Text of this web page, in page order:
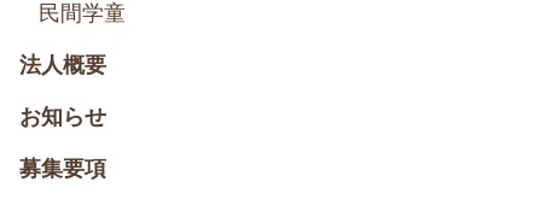
民間学童
法人概要
お知らせ
募集要項